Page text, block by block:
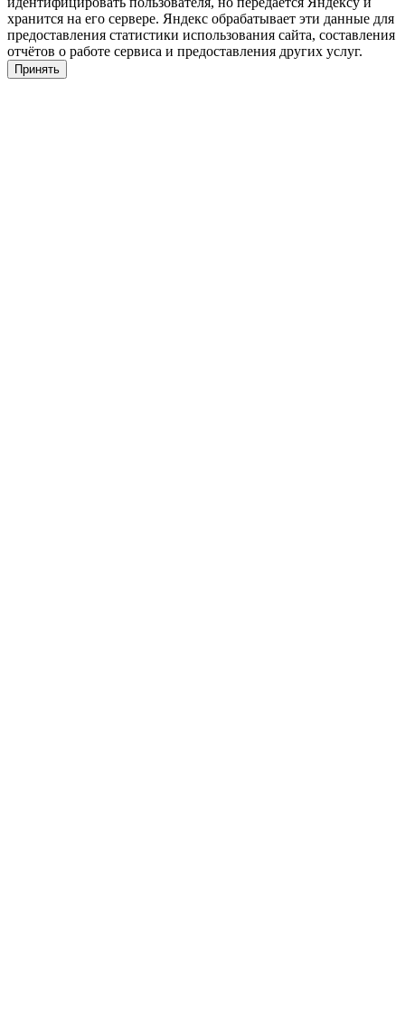
хранится на его сервере. Яндекс обрабатывает эти данные для
предоставления статистики использования сайта, составления
отчётов о работе сервиса и предоставления других услуг.
Принять